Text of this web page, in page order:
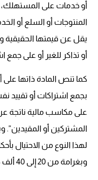
أو خدمات على المستهلك،
المنتوجات أو السلع أو
يقل عن قيمتها الحقيقية
أو تذاكر للغير أو على جمع
كما تنص المادة ذاتها
بجمع اشتراكات أو تقييد
على مكاسب مالية ناتجة
المشتركين أو المقيدين”.
لهذا النوع من الاحتيال
وبغرامة من 20 إلى 40 ألف درهم.